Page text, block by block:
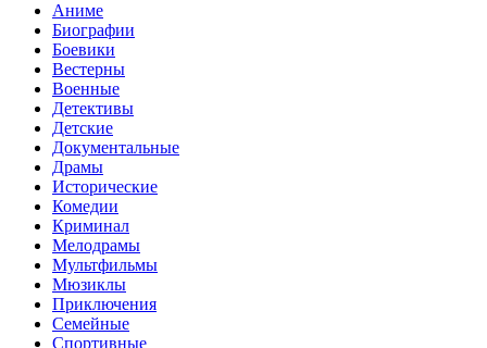
Аниме
Биографии
Боевики
Вестерны
Военные
Детективы
Детские
Документальные
Драмы
Исторические
Комедии
Криминал
Мелодрамы
Мультфильмы
Мюзиклы
Приключения
Семейные
Спортивные